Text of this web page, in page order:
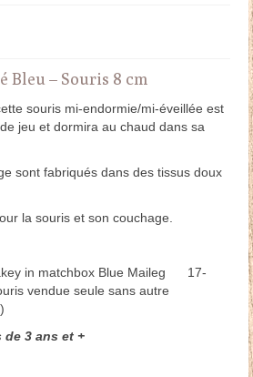
Bleu – Souris 8 cm
souris mi-endormie/mi-éveillée est
jeu et dormira au chaud dans sa
sont fabriqués dans des tissus doux
la souris et son couchage.
in matchbox Blue Maileg 17-
vendue seule sans autre
3 ans et +